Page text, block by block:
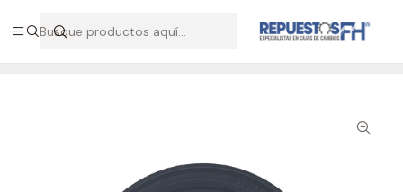
Hablemos por WhatsApp +56 9 7138 9597 / +56 9 8500 2568